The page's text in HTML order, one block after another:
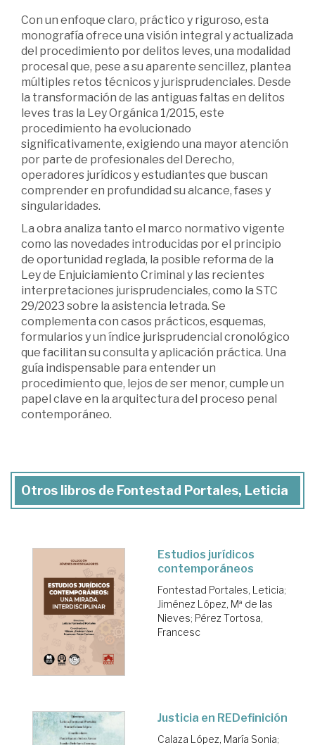
Con un enfoque claro, práctico y riguroso, esta
monografía ofrece una visión integral y actualizada
del procedimiento por delitos leves, una modalidad
procesal que, pese a su aparente sencillez, plantea
múltiples retos técnicos y jurisprudenciales. Desde
la transformación de las antiguas faltas en delitos
leves tras la Ley Orgánica 1/2015, este
procedimiento ha evolucionado
significativamente, exigiendo una mayor atención
por parte de profesionales del Derecho,
operadores jurídicos y estudiantes que buscan
comprender en profundidad su alcance, fases y
singularidades.
La obra analiza tanto el marco normativo vigente
como las novedades introducidas por el principio
de oportunidad reglada, la posible reforma de la
Ley de Enjuiciamiento Criminal y las recientes
interpretaciones jurisprudenciales, como la STC
29/2023 sobre la asistencia letrada. Se
complementa con casos prácticos, esquemas,
formularios y un índice jurisprudencial cronológico
que facilitan su consulta y aplicación práctica. Una
guía indispensable para entender un
procedimiento que, lejos de ser menor, cumple un
papel clave en la arquitectura del proceso penal
contemporáneo.
Otros libros de Fontestad Portales, Leticia
Estudios jurídicos
contemporáneos
Fontestad Portales, Leticia;
Jiménez López, Mª de las
Nieves; Pérez Tortosa,
Francesc
Justicia en REDefinición
Calaza López, María Sonia;